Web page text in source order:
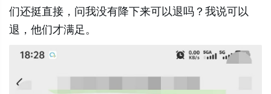
们还挺直接，问我没有降下来可以退吗？我说可以
退，他们才满足。